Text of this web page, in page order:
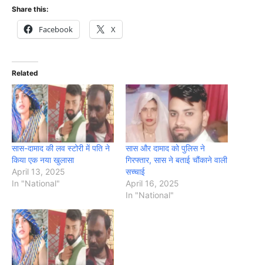
Share this:
Facebook X
Related
सास-दामाद की लव स्टोरी में पति ने
किया एक नया खुलासा
April 13, 2025
In "National"
सास और दामाद को पुलिस ने
गिरफ्तार, सास ने बताई चौंकाने वाली
सच्चाई
April 16, 2025
In "National"